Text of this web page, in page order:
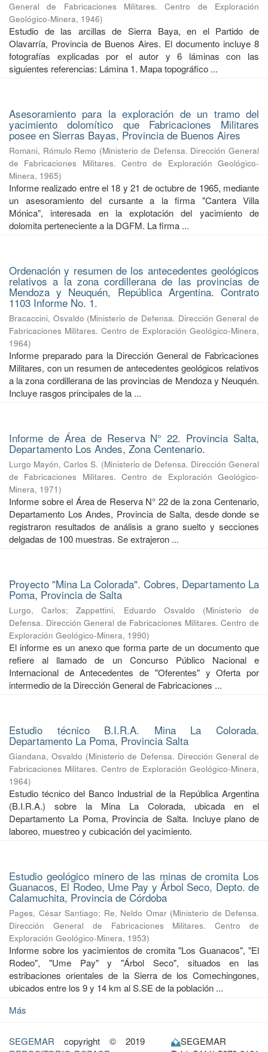
General de Fabricaciones Militares. Centro de Exploración
Geológico-Minera, 1946)
Estudio de las arcillas de Sierra Baya, en el Partido de
Olavarría, Provincia de Buenos Aires. El documento incluye 8
fotografías explicadas por el autor y 6 láminas con las
siguientes referencias: Lámina 1. Mapa topográfico ...
Asesoramiento para la exploración de un tramo del
yacimiento dolomítico que Fabricaciones Militares
posee en Sierras Bayas, Provincia de Buenos Aires
Romani, Rómulo Remo (Ministerio de Defensa. Dirección General
de Fabricaciones Militares. Centro de Exploración Geológico-
Minera, 1965)
Informe realizado entre el 18 y 21 de octubre de 1965, mediante
un asesoramiento del cursante a la firma "Cantera Villa
Mónica", interesada en la explotación del yacimiento de
dolomita perteneciente a la DGFM. La firma ...
Ordenación y resumen de los antecedentes geológicos
relativos a la zona cordillerana de las provincias de
Mendoza y Neuquén, República Argentina. Contrato
1103 Informe No. 1.
Bracaccini, Osvaldo (Ministerio de Defensa. Dirección General de
Fabricaciones Militares. Centro de Exploración Geológico-Minera,
1964)
Informe preparado para la Dirección General de Fabricaciones
Militares, con un resumen de antecedentes geológicos relativos
a la zona cordillerana de las provincias de Mendoza y Neuquén.
Incluye rasgos principales de la ...
Informe de Área de Reserva N° 22. Provincia Salta,
Departamento Los Andes, Zona Centenario.
Lurgo Mayón, Carlos S. (Ministerio de Defensa. Dirección General
de Fabricaciones Militares. Centro de Exploración Geológico-
Minera, 1971)
Informe sobre el Área de Reserva N° 22 de la zona Centenario,
Departamento Los Andes, Provincia de Salta, desde donde se
registraron resultados de análisis a grano suelto y secciones
delgadas de 100 muestras. Se extrajeron ...
Proyecto "Mina La Colorada". Cobres, Departamento La
Poma, Provincia de Salta
Lurgo, Carlos;Zappettini, Eduardo Osvaldo (Ministerio de
Defensa. Dirección General de Fabricaciones Militares. Centro de
Exploración Geológico-Minera, 1990)
El informe es un anexo que forma parte de un documento que
refiere al llamado de un Concurso Público Nacional e
Internacional de Antecedentes de "Oferentes" y Oferta por
intermedio de la Dirección General de Fabricaciones ...
Estudio técnico B.I.R.A. Mina La Colorada.
Departamento La Poma, Provincia Salta
Giandana, Osvaldo (Ministerio de Defensa. Dirección General de
Fabricaciones Militares. Centro de Exploración Geológico-Minera,
1964)
Estudio técnico del Banco Industrial de la República Argentina
(B.I.R.A.) sobre la Mina La Colorada, ubicada en el
Departamento La Poma, Provincia de Salta. Incluye plano de
laboreo, muestreo y cubicación del yacimiento.
Estudio geológico minero de las minas de cromita Los
Guanacos, El Rodeo, Ume Pay y Árbol Seco, Depto. de
Calamuchita, Provincia de Córdoba
Pages, César Santiago; Re, Neldo Omar (Ministerio de Defensa.
Dirección General de Fabricaciones Militares. Centro de
Exploración Geológico-Minera, 1953)
Informe sobre los yacimientos de cromita "Los Guanacos", "El
Rodeo", "Ume Pay" y "Árbol Seco", situados en las
estribaciones orientales de la Sierra de los Comechingones,
ubicados entre los 9 y 14 km al S.SE de la población ...
Más
SEGEMAR copyright © 2019
SEGEMAR